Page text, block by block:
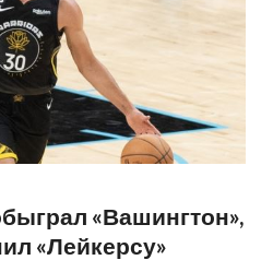
«Вашингтон»,
«Лейкерсу»